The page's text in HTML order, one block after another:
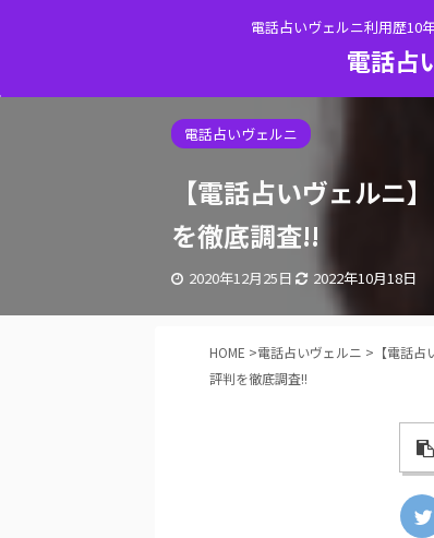
電話占いヴェルニ利用歴10
電話占
電話占いヴェルニ
【電話占いヴェルニ
を徹底調査!!
2020年12月25日 2022年10月18日
HOME >電話占いヴェルニ > 【電話
評判を徹底調査!!